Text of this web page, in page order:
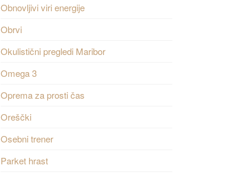
Obnovljivi viri energije
Obrvi
Okulistični pregledi Maribor
Omega 3
Oprema za prosti čas
Oreščki
Osebni trener
Parket hrast